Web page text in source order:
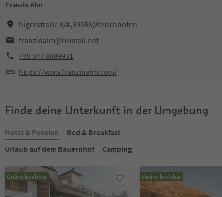
Franzin Alm
Nigerstraße 8/A,39056,Welschnofen
franzinalm@rolmail.net
+39 347 8809931
https://www.franzinalm.com/
Finde deine Unterkunft in der Umgebung
Hotel & Pension
Bed & Breakfast
Urlaub auf dem Bauernhof
Camping
Online buchbar Online buchbar